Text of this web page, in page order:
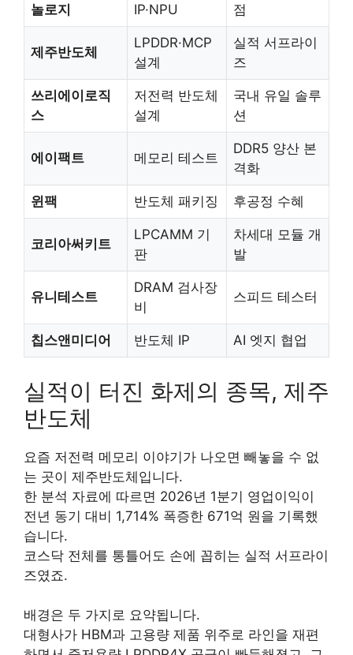
놀로지 IP·NPU 점
제주반도체
LPDDR·MCP
설계
실적 서프라이
즈
쓰리에이로직
스
저전력 반도체
설계
국내 유일 솔루
션
에이팩트 메모리 테스트
DDR5 양산 본
격화
윈팩 반도체 패키징 후공정 수혜
코리아써키트
LPCAMM 기
판
차세대 모듈 개
발
유니테스트
DRAM 검사장
비
스피드 테스터
칩스앤미디어 반도체 IP AI 엣지 협업
실적이 터진 화제의 종목, 제주
반도체
요즘 저전력 메모리 이야기가 나오면 빼놓을 수 없
는 곳이 제주반도체입니다.
한 분석 자료에 따르면 2026년 1분기 영업이익이
전년 동기 대비 1,714% 폭증한 671억 원을 기록했
습니다.
코스닥 전체를 통틀어도 손에 꼽히는 실적 서프라이
즈였죠.
배경은 두 가지로 요약됩니다.
대형사가 HBM과 고용량 제품 위주로 라인을 재편